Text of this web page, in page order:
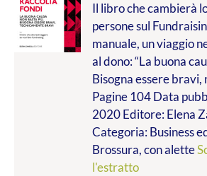
da
€9.99
a
Il libro che cambierà
persone sul
manuale, un viaggio
al dono: “La buona
Bisogna essere bravi,
Pagine 104 Data
2020 Editore: Elena
Categoria: Business
Brossura, con alette
l'estratto